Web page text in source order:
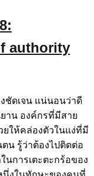
authority
ชัดเจน แน่นอนว่าดี
าน องค์กรที่มีสาย
ให้คล่องตัวในแง่ที่มี
น รู้ว่าต้องไปติดต่อ
นการเตะตะกร้อของ